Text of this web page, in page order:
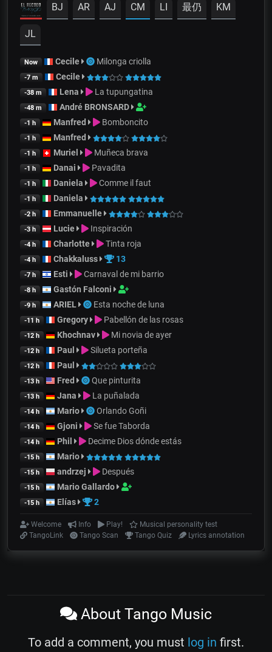
BJ AR AJ CM LI 最仍 KM
JL
Now Cecile Milonga criolla
-7 m Cecile
-38 m Lena La tupungatina
-48 m André BRONSARD
-1 h Manfred Bomboncito
-1 h Manfred
-1 h Muriel Muñeca brava
-1 h Danai Pavadita
-1 h Daniela Comme il faut
-1 h Daniela
-2 h Emmanuelle
-3 h Lucie Inspiración
-4 h Charlotte Tinta roja
-4 h Chakkaluss 13
-7 h Esti Carnaval de mi barrio
-8 h Gastón Falconi
-9 h ARIEL Esta noche de luna
-11 h Gregory Pabellón de las rosas
-12 h Khochnav Mi novia de ayer
-12 h Paul Silueta porteña
-12 h Paul
-13 h Fred Que pinturita
-13 h Jana La puñalada
-14 h Mario Orlando Goñi
-14 h Gjoni Se fue Taborda
-14 h Phil Decime Dios dónde estás
-15 h Mario
-15 h andrzej Después
-15 h Mario Gallardo
-15 h Elías 2
Welcome Info Play!
Musical personality test
TangoLink
Tango Scan Tango Quiz Lyrics annotation
About Tango Music
To add a comment, you must log in first.